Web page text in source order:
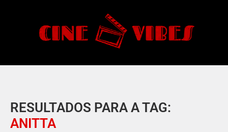
RESULTADOS PARA A TAG:
ANITTA